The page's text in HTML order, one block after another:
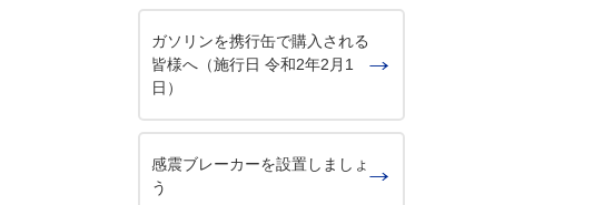
ガソリンを携行缶で購入される
皆様へ（施行日 令和2年2月1
日）
感震ブレーカーを設置しましょ
う